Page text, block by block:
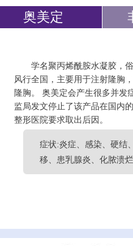
奥美定
学名聚丙烯酰胺水凝胶，
风行全国，主要用于注射隆胸
隆胸。 奥美定会产生很多并发
监局发文停止了该产品在国内
整形医院要求取出后因。
症状:炎症、感染、硬结
移、患乳腺炎、化脓溃